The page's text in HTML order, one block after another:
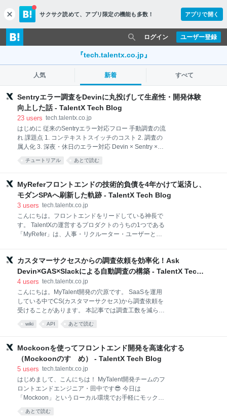
c
l
o
s
サクサク読めて、 アプリ限定の機能も多数！ アプリで開く
ユーザー登録
ログイン
『tech.talentx.co.jp』
人気 新着 すべて
Sentryエラー調査をDevinに丸投げして生産性・開発体験
向上した話 - TalentX Tech Blog
23 users tech.talentx.co.jp
はじめに 従来のSentryエラー対応フロー 手動調査の流
れ 課題点 1. コンテキストスイッチのコスト 2. 調査の
属人化 3. 深夜・休日のエラー対応 Devin × Sentry ×
Slack 自動調査構築手順 全体アーキテクチャ 1. エラー
発生 → Slack通知 2. スタンプ押下でワークフロー起動
安全な取得 4-2. Devin内蔵ブラウザによる自動ログイ
ン 4-3. Playbookに従った調査実行 5. 結果報告 導入後
の成果 まとめ はじめに こんにちは！MyReferフロン
を行っていると、Sentryからのエラー通知が日々届き
ます。 通知からSentryエラー画面にアクセスし、様々
な情報を読み解き、影響範囲の把握と原因を推測して
チュートリアル あとで読む
MyReferフロントエンドの技術的負債を4年かけて返済し、
モダンSPAへ刷新した軌跡 - TalentX Tech Blog
3 users tech.talentx.co.jp
こんにちは。フロントエンドをリードしている神長で
す。 TalentXの運営するプロダクトのうちの1つである
「MyRefer」は、人事・リクルーター・ユーザーとい
で、フロントエンドのコードベースには深刻な技術的
負債が蓄積し、開発生産性の低下が大きな課題となっ
ていました。 この技術的負債を解消し、フロントエン
ドアーキテクチャを抜本的に刷新するために実施した
約4年間にわたるモダナイゼーションの軌跡と、その
過程で得られた技術的知見を解説します。 プロジェク
下の通りでした。 1. ブラックボックス化した巨大ファ
とんどが1,000行を超えていました。例えば、あるペ
ージのコンポーネントは以下のような構造でし
カスタマーサクセスからの調査依頼を効率化！Ask
Devin×GAS×Slackによる自動調査の構築 - TalentX Tech
Blog
4 users tech.talentx.co.jp
こんにちは。MyTalent開発の穴原です。 SaaSを運用
している中でCS(カスタマーサクセス)から調査依頼を
受けることがあります。 本記事では調査工数を減らす
ためにAsk Devinを活用した取り組みを紹介します。
Ask Devinとは TalentXの調査依頼フロー 処理のフロー
スプレッドシート連携 GASの作成 Ask Devinに質問内
容をリクエストする 実装 Ask Devinへのリクエストが
失敗する場合 Google スプレッドシートへの記録をト
とめ 最後に Ask Devinとは Ask DevinはDevinが提供
する機能の一つです。 devin.ai Devinとは違い、プロ
グラムを作成したりgithub上のプルリクエストをレビ
ューしてもらうことはでき
wiki API あとで読む
Mockoonを使ってフロントエンド開発を高速化する
（Mockoonのすゝめ） - TalentX Tech Blog
5 users tech.talentx.co.jp
はじめまして、こんにちは！ MyTalent開発チームのフ
ロントエンドエンジニア・田中です😎 今日は
「Mockoon」というローカル環境でお手軽にモックサ
ーバーを立ち上げることができるアプリケーションを
ご紹介したいと思います！ mockoon.com Mockoonと
あとで読む